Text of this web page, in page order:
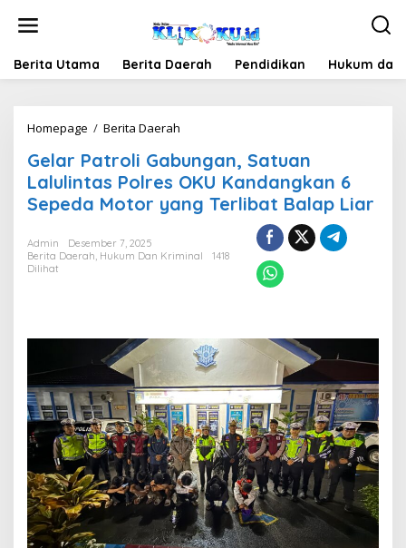
Berita Utama Berita Daerah Pendidikan Hukum
Homepage / Berita Daerah
Gabungan,
Satuan
Lalulintas
Polres
6
Balap
Liar
Gelar Patroli Gabungan, Satuan
Lalulintas Polres OKU Kandangkan 6
Sepeda Motor yang Terlibat Balap Liar
Admin
Desember 7, 2025
Berita Daerah, Hukum Dan Kriminal
1418
Dilihat